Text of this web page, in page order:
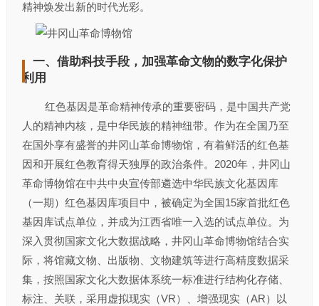
精神焕发出新的时代光彩。
一、借助科技手段，加强革命文物的数字化保护
利用
红色基因是革命精神传承的重要密码，是中国共产党
人的精神内核，是中华民族的精神纽带。作为在全国乃至
在国外享有盛誉的井冈山革命博物馆，有着鲜活的红色基
因和开展红色教育得天独厚的政治条件。2020年，井冈山
革命博物馆在中共中央宣传部遴选中华民族文化基因库
（一期）红色基因库项目中，被确定为全国15家首批红色
基因库试点单位，并成为江西省唯一入选的试点单位。为
深入贯彻国家文化大数据战略，井冈山革命博物馆结合实
际，将馆藏文物、出版物、文物建筑等进行高精度数据采
集，按照国家文化大数据体系统一标准进行结构化存储、
标注、关联，采用虚拟现实（VR）、增强现实（AR）以